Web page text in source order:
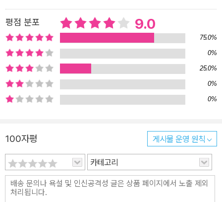
이 있다. 여행 좀 다녀본 사람들에게 ‘죽기 전 반드시 가야 할 여행
지’로 꼽히는 곳이다. 캅카스(코카서스) 산맥 남쪽에 자리 잡은 조지
아(옛 그루지야)는 한마디로 표현하면 ‘동유럽의 스위스’라 할 수 있
다.
평점 분포 9.0
75.0%
0%
25.0%
0%
0%
100자평 게시물 운영 원칙
카테고리